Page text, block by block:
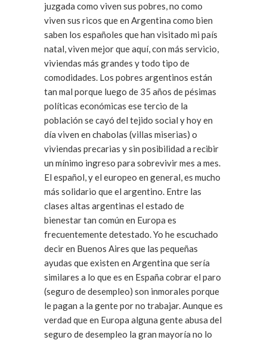
juzgada como viven sus pobres, no como
viven sus ricos que en Argentina como bien
saben los españoles que han visitado mi país
natal, viven mejor que aquí, con más servicio,
viviendas más grandes y todo tipo de
comodidades. Los pobres argentinos están
tan mal porque luego de 35 años de pésimas
políticas económicas ese tercio de la
población se cayó del tejido social y hoy en
día viven en chabolas (villas miserias) o
viviendas precarias y sin posibilidad a recibir
un mínimo ingreso para sobrevivir mes a mes.
El español, y el europeo en general, es mucho
más solidario que el argentino. Entre las
clases altas argentinas el estado de
bienestar tan común en Europa es
frecuentemente detestado. Yo he escuchado
decir en Buenos Aires que las pequeñas
ayudas que existen en Argentina que sería
similares a lo que es en España cobrar el paro
(seguro de desempleo) son inmorales porque
le pagan a la gente por no trabajar. Aunque es
verdad que en Europa alguna gente abusa del
seguro de desempleo la gran mayoría no lo